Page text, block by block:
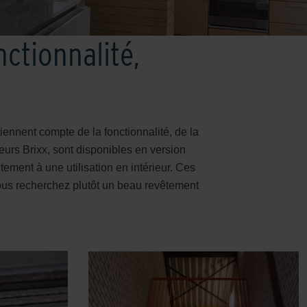
compte de la fonctionnalité, de la
Brixx, sont disponibles en version
à une utilisation en intérieur. Ces
recherchez plutôt un beau revêtement